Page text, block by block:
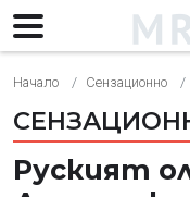
Начало Сензационно
Руският